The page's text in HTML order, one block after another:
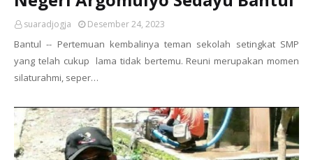
suaradjogja Desember 24, 2023
Bantul -- Pertemuan kembalinya teman sekolah setingkat SMP
yang telah cukup lama tidak bertemu. Reuni merupakan momen
silaturahmi, seper…